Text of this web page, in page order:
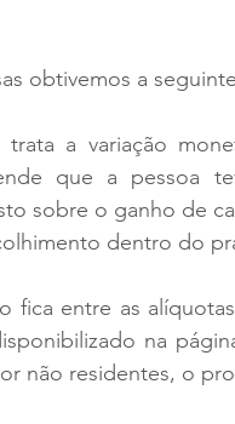
obtivemos a
trata a variação
que a pessoa
sobre o ganho de
dentro do
fica entre as
na
não residentes, o